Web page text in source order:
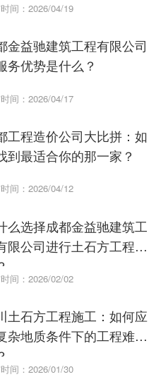
间：2026/04/19
金益驰建筑工程有限公司
务优势是什么？
间：2026/04/17
工程造价公司大比拼：如
到最适合你的那一家？
间：2026/04/12
么选择成都金益驰建筑工
限公司进行土石方工程施
间：2026/02/02
土石方工程施工：如何应
杂地质条件下的工程难
间：2026/01/30